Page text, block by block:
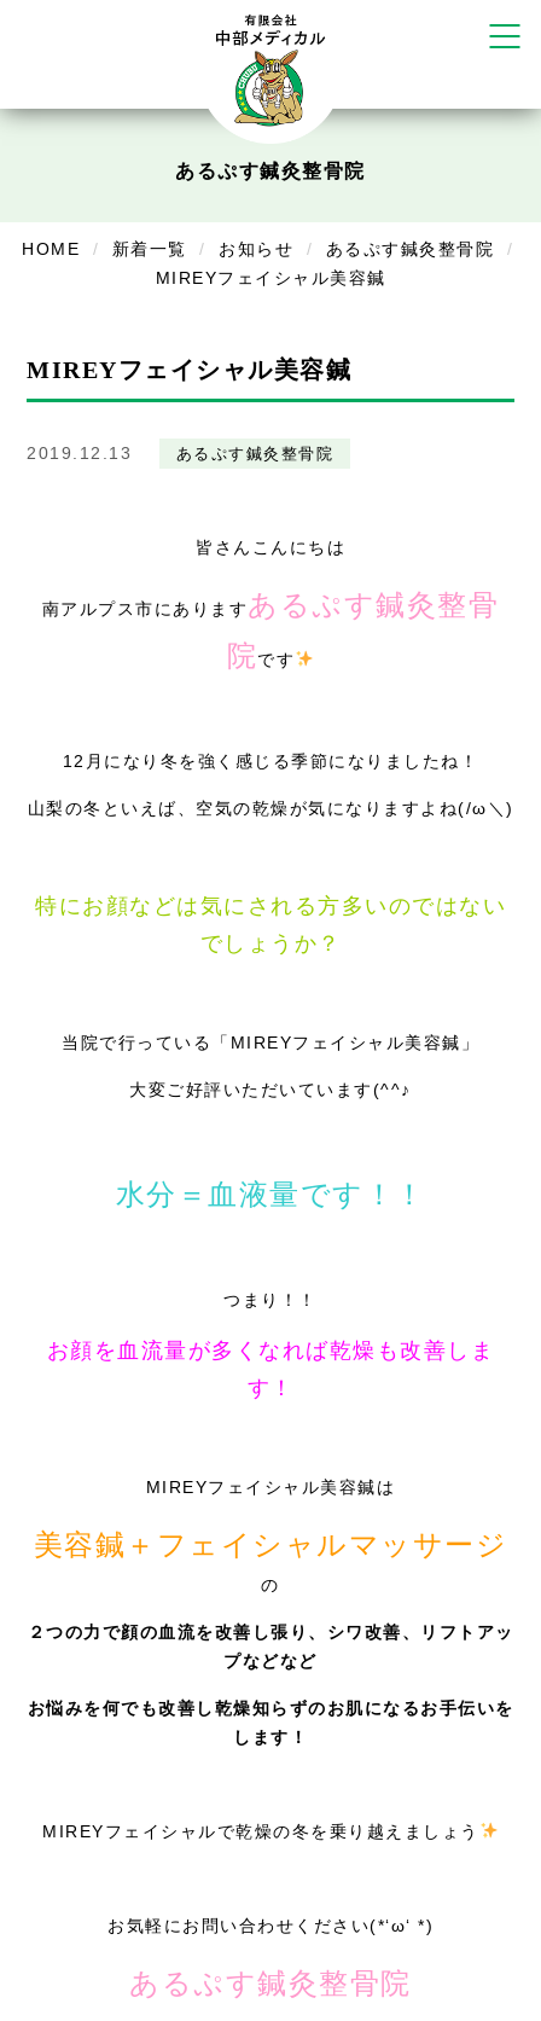
塚店
デイサービスあやめ
美容鍼・コルギ
採用情報
あるぷす鍼灸整骨院
HOME 新着一覧 お知らせ
あるぷす鍼灸整骨院
MIREYフェイシャル美容鍼
MIREYフェイシャル美容鍼
2019.12.13 あるぷす鍼灸整骨院
皆さんこんにちは
南アルプス市にありますあるぷす鍼灸整骨
院です
12月になり冬を強く感じる季節になりましたね！
山梨の冬といえば、空気の乾燥が気になりますよね(/ω＼)
特にお顔などは気にされる方多いのではない
でしょうか？
当院で行っている「MIREYフェイシャル美容鍼」
大変ご好評いただいています(^^♪
水分＝血液量です！！
つまり！！
お顔を血流量が多くなれば乾燥も改善しま
す！
MIREYフェイシャル美容鍼は
美容鍼＋フェイシャルマッサージ
の
２つの力で顔の血流を改善し張り、 シワ改善、リフトアッ
プなどなど
お悩みを何でも改善し乾燥知らずのお肌になるお手伝いを
します！
MIREYフェイシャルで乾燥の冬を乗り越えましょう
お気軽にお問い合わせください(*‘ω‘ *)
あるぷす鍼灸整骨院